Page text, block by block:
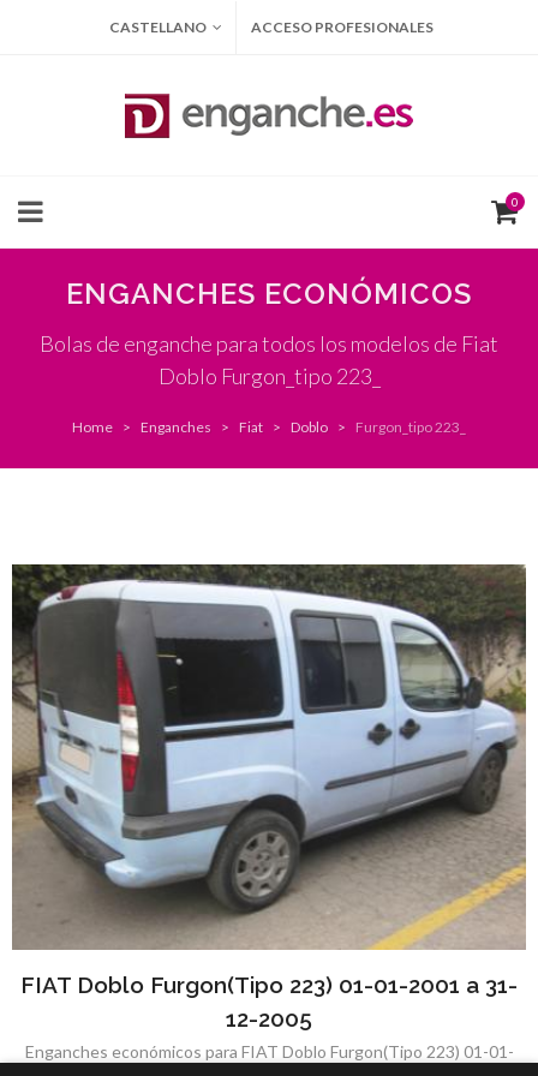
CASTELLANO ACCESO PROFESIONALES
0
ENGANCHES ECONÓMICOS
Bolas de enganche para todos los modelos de Fiat
Doblo Furgon_tipo 223_
Home Enganches Fiat Doblo Furgon_tipo 223_
FIAT Doblo Furgon(Tipo 223) 01-01-2001 a 31-
12-2005
Enganches económicos para FIAT Doblo Furgon(Tipo 223) 01-01-